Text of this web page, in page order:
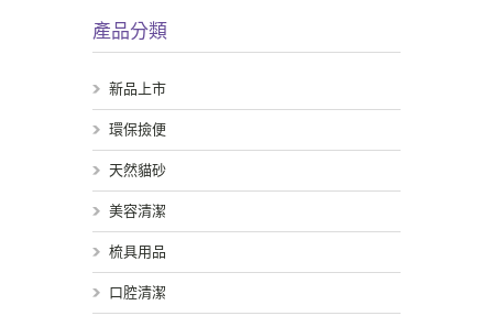
產品分類
新品上市
環保撿便
天然貓砂
美容清潔
梳具用品
口腔清潔